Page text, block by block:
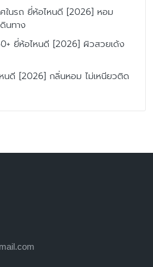
ในรถ ยี่ห้อไหนดี [2026] หอม
นทาง
ยี่ห้อไหนดี [2026] ผิวสวยเด้ง
นดี [2026] กลิ่นหอม ไม่เหนียวติด